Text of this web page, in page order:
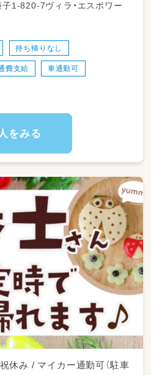
・見守り
1-820-7ヴィラ・エスポワー
持ち帰りなし
費支給 車通勤可
をみる
休み / マイカー通勤可（駐車